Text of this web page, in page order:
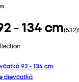
- 134 cm(532)
92 - 134 cm
dievčatká